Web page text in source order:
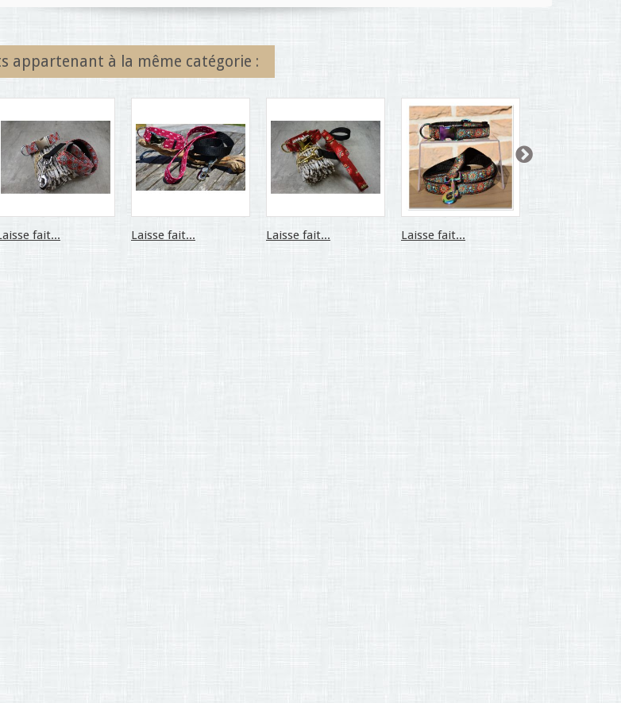
appartenant à la même catégorie :
fait... Laisse fait... Laisse fait... Laisse fait...